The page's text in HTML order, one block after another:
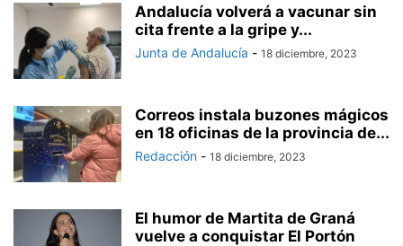
Andalucía volverá a vacunar sin
cita frente a la gripe y...
Junta de Andalucía - 18 diciembre, 2023
Correos instala buzones mágicos
en 18 oficinas de la provincia de...
Redacción - 18 diciembre, 2023
El humor de Martita de Graná
vuelve a conquistar El Portón